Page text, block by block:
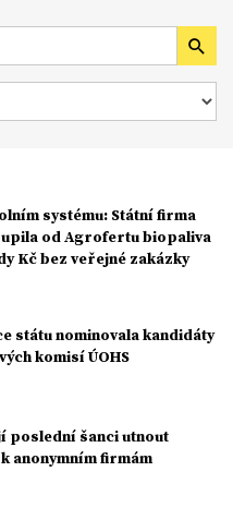
systému: Státní firma
od Agrofertu biopaliva
Kč bez veřejné zakázky
státu nominovala kandidáty
komisí ÚOHS
poslední šanci utnout
anonymním firmám